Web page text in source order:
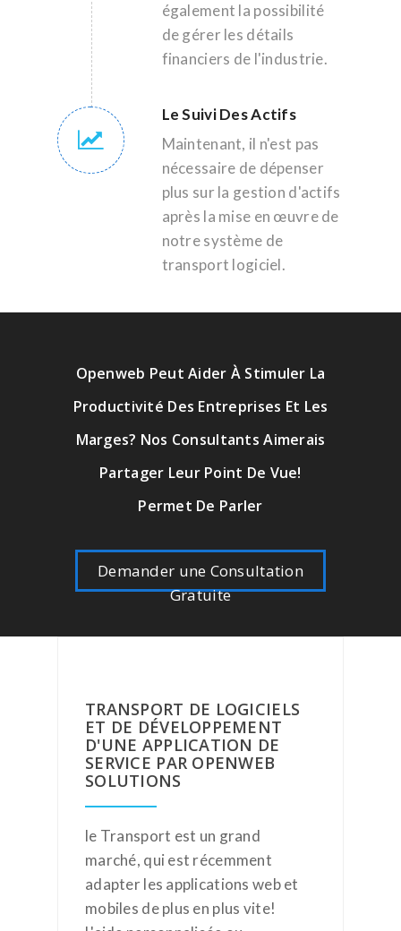
également la possibilité
de gérer les détails
financiers de l'industrie.
Le Suivi Des Actifs
Maintenant, il n'est pas
nécessaire de dépenser
plus sur la gestion d'actifs
après la mise en œuvre de
notre système de
transport logiciel.
Openweb Peut Aider À Stimuler La
Productivité Des Entreprises Et Les
Marges? Nos Consultants Aimerais
Partager Leur Point De Vue!
Permet De Parler
Demander une Consultation
Gratuite
TRANSPORT DE LOGICIELS
ET DE DÉVELOPPEMENT
D'UNE APPLICATION DE
SERVICE PAR OPENWEB
SOLUTIONS
le Transport est un grand
marché, qui est récemment
adapter les applications web et
mobiles de plus en plus vite!